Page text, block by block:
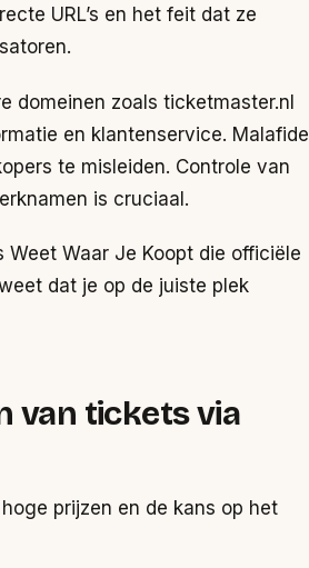
URL’s en het feit dat ze
domeinen zoals ticketmaster.nl
en klantenservice. Malafide
te misleiden. Controle van
is cruciaal.
Waar Je Koopt die officiële
dat je op de juiste plek
van tickets via
prijzen en de kans op het